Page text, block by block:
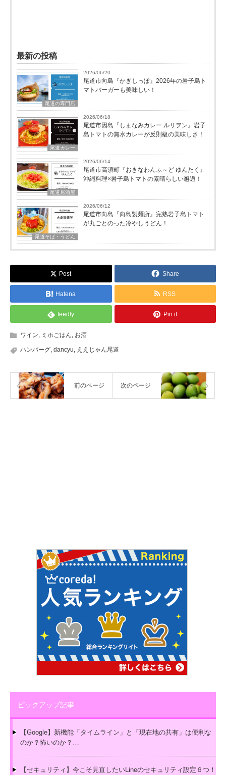
最新の投稿
尾道の専門店
2026/06/20
尾道市向島『かぎしっぽ』2026年の岩子島ト
マトバーガーも美味しい！
尾道カレー
2026/06/18
尾道市因島『しまなみカレー ルリヲン』岩子
島トマトの無水カレーが反則級の美味しさ！
尾道居酒屋
2026/06/14
尾道市高須町『おきなわんふ～ど ゆんたく』
沖縄料理×岩子島トマトの素晴らしい邂逅！
尾道そば・うどん
2026/06/12
尾道市向島『向島製麺所』完熟岩子島トマト
が丸ごとのった冷やしうどん！
Post Share
Hatena RSS
feedly Pin it
ワイン, ミホごはん, お酒
ハンバーグ, dancyu, ええじゃん尾道
前のページ 次のページ
ピックアップ記事
【Google】新機能「タイムライン」と「現在地の共有」は便利な
のか？怖いのか？…
【セキュリティ】今こそ見直したいLineのセキュリティ設定６つ！